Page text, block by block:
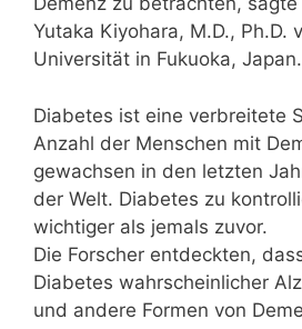
Yutaka Kiyohara, M.D., Ph.D.
Universität in Fukuoka, Japan.
Diabetes ist eine verbreitete
Anzahl der Menschen mit
gewachsen in den letzten
der Welt. Diabetes zu
wichtiger als jemals zuvor.
Die Forscher entdeckten,
Diabetes wahrscheinlicher
und andere Formen von